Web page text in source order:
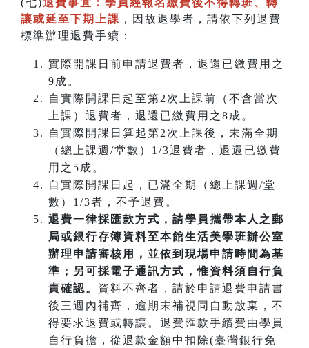
(七)退費事宜：學員經報名繳費後不得轉班、 轉
讓或延至下期上課 ，因故退學者，請依下列退費
標準辦理退費手續：
實際開課日前申請退費者，退還已繳費用之
9成。
自實際開課日起至第2次上課前（不含當次
上課）退費者，退還已繳費用之8成。
自實際開課日算起第2次上課後，未滿全期
（總上課週/堂數）1/3退費者，退還已繳費
用之5成。
自實際開課日起，已滿全期（總上課週/堂
數）1/3者，不予退費。
退費一律採匯款方式，請學員攜帶本人之郵
局或銀行存簿資料至本館生活美學班辦公室
辦理申請審核用，並依到現場申請時間為基
準；另可採電子通訊方式，惟資料須自行負
責確認。 資料不齊者，請於申請退費申請書
後三週內補齊，逾期未補視同自動放棄，不
得要求退費或轉讓。退費匯款手續費由學員
自行負擔，從退款金額中扣除(臺灣銀行免